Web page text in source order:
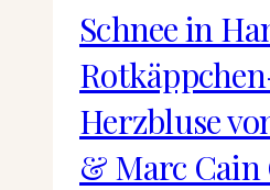
Schnee in
Herzbluse
& Marc Cain